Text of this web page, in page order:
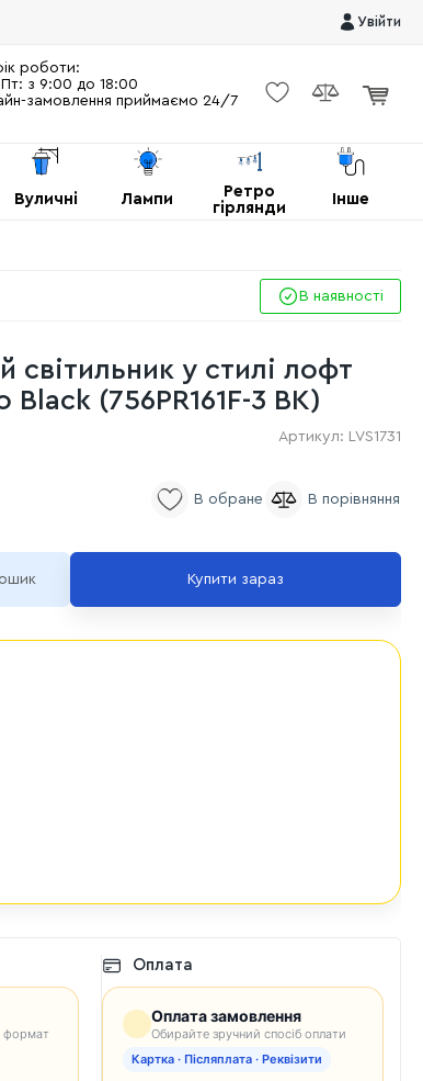
Увійти
роботи:
з 9:00 до 18:00
замовлення приймаємо 24/7
Вуличні Лампи
Ретро
гірлянди
Інше
В наявності
світильник у стилі лофт
(756PR161F-3 BK)
Артикул: LVS1731
Купити зараз
формат
Оплата
Оплата замовлення
Обирайте зручний спосіб оплати
Картка · Післяплата · Реквізити